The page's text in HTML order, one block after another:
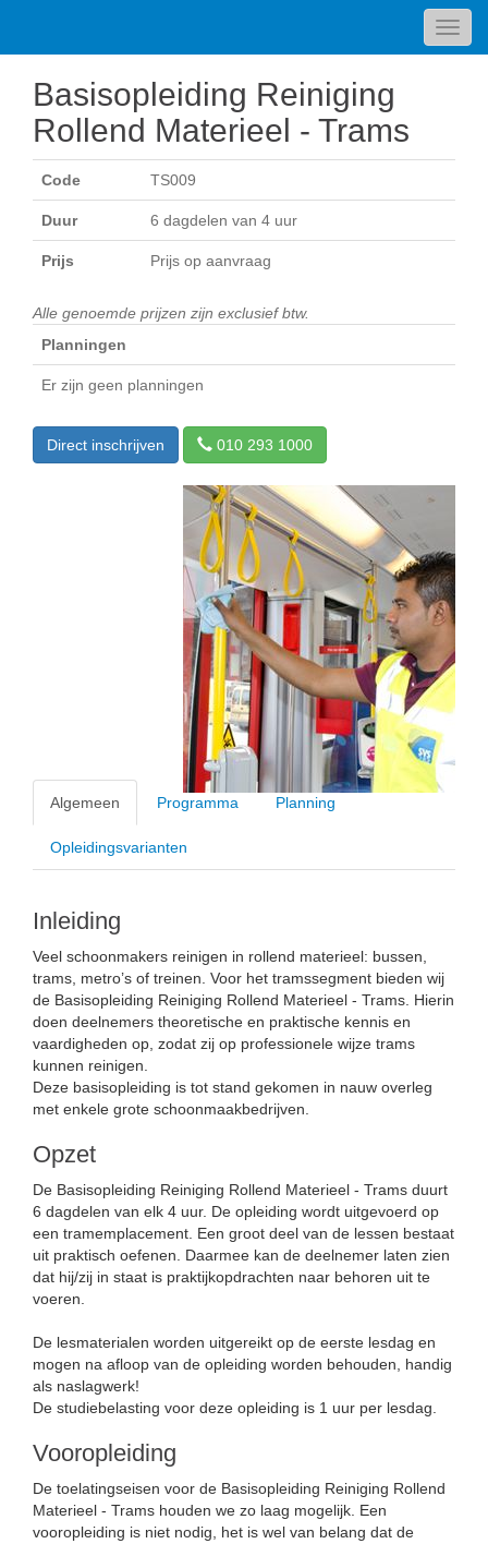
Basisopleiding Reiniging
Rollend Materieel - Trams
Code TS009
Duur 6 dagdelen van 4 uur
Prijs Prijs op aanvraag
Alle genoemde prijzen zijn exclusief btw.
Planningen
Er zijn geen planningen
Direct inschrijven 010 293 1000
Algemeen Programma Planning
Opleidingsvarianten
Inleiding
Veel schoonmakers reinigen in rollend materieel: bussen,
trams, metro’s of treinen. Voor het tramssegment bieden wij
de Basisopleiding Reiniging Rollend Materieel - Trams. Hierin
doen deelnemers theoretische en praktische kennis en
vaardigheden op, zodat zij op professionele wijze trams
kunnen reinigen.
Deze basisopleiding is tot stand gekomen in nauw overleg
met enkele grote schoonmaakbedrijven.
Opzet
De Basisopleiding Reiniging Rollend Materieel - Trams duurt
6 dagdelen van elk 4 uur. De opleiding wordt uitgevoerd op
een tramemplacement. Een groot deel van de lessen bestaat
uit praktisch oefenen. Daarmee kan de deelnemer laten zien
dat hij/zij in staat is praktijkopdrachten naar behoren uit te
voeren.
De lesmaterialen worden uitgereikt op de eerste lesdag en
mogen na afloop van de opleiding worden behouden, handig
als naslagwerk!
De studiebelasting voor deze opleiding is 1 uur per lesdag.
Vooropleiding
De toelatingseisen voor de Basisopleiding Reiniging Rollend
Materieel - Trams houden we zo laag mogelijk. Een
vooropleiding is niet nodig, het is wel van belang dat de